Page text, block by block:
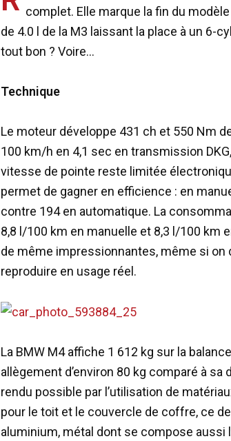
complet. Elle marque la fin du
de 4.0 l de la M3 laissant la place à un 6-
tout bon ? Voire…
Technique
Le moteur développe 431 ch et 550 Nm
100 km/h en 4,1 sec en transmission
vitesse de pointe reste limitée
permet de gagner en efficience : en
contre 194 en automatique. La
8,8 l/100 km en manuelle et 8,3 l/100 km
de même impressionnantes, même si on
reproduire en usage réel.
La BMW M4 affiche 1 612 kg sur la
allègement d’environ 80 kg comparé à
rendu possible par l’utilisation de
pour le toit et le couvercle de coffre, ce
aluminium, métal dont se compose aussi